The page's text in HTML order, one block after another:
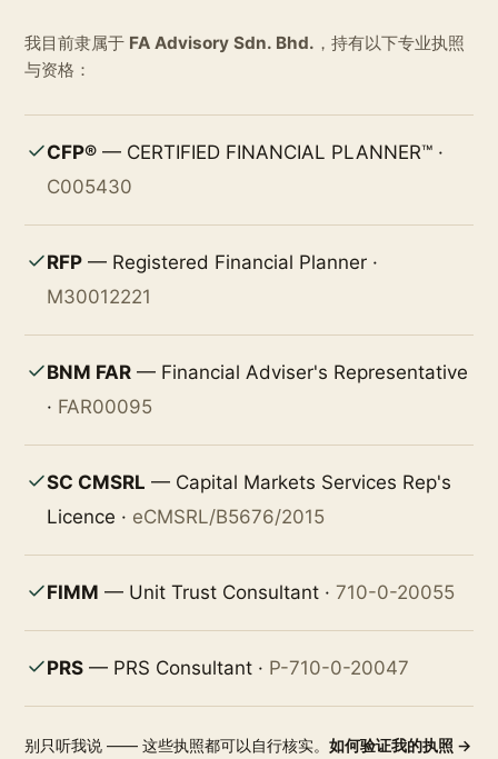
我目前隶属于 FA Advisory Sdn. Bhd. ，持有以下专业执照
与资格：
CFP® — CERTIFIED FINANCIAL PLANNER™ ·
C005430
RFP — Registered Financial Planner ·
M30012221
BNM FAR — Financial Adviser's Representative
· FAR00095
SC CMSRL — Capital Markets Services Rep's
Licence · eCMSRL/B5676/2015
FIMM — Unit Trust Consultant ·710-0-20055
PRS — PRS Consultant · P-710-0-20047
别只听我说 —— 这些执照都可以自行核实。如何验证我的执照 →